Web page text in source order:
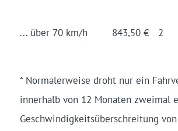
... über 70 km/h 843,50 € 2
* Normalerweise droht nur ein
innerhalb von 12 Monaten zweimal
Geschwindigkeitsüberschreitung